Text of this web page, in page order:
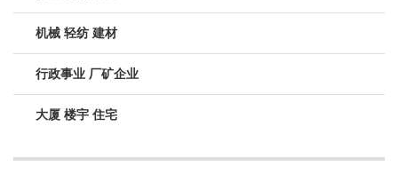
机械 轻纺 建材
行政事业 厂矿企业
大厦 楼宇 住宅